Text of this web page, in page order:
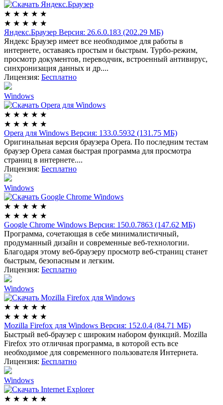
★ ★ ★ ★ ★
★ ★ ★ ★ ★
Яндекс.Браузер Версия: 26.6.0.183 (202.29 МБ)
Яндекс Браузер имеет все необходимое для работы в
интернете, оставаясь простым и быстрым. Турбо-режим,
просмотр документов, переводчик, встроенный антивирус,
синхронизация данных и др....
Лицензия: Бесплатно
Windows
★ ★ ★ ★ ★
★ ★ ★ ★ ★
Opera для Windows Версия: 133.0.5932 (131.75 МБ)
Оригинальная версия браузера Opera. По последним тестам
браузер Opera самая быстрая программа для просмотра
страниц в интернете....
Лицензия: Бесплатно
Windows
★ ★ ★ ★ ★
★ ★ ★ ★ ★
Google Chrome Windows Версия: 150.0.7863 (147.62 МБ)
Программа, сочетающая в себе минималистичный,
продуманный дизайн и современные веб-технологии.
Благодаря этому веб-браузеру просмотр веб-страниц станет
быстрым, безопасным и легким.
Лицензия: Бесплатно
Windows
★ ★ ★ ★ ★
★ ★ ★ ★ ★
Mozilla Firefox для Windows Версия: 152.0.4 (84.71 МБ)
Быстрый веб-браузер с широким набором функций. Mozilla
Firefox это отличная программа, в которой есть все
необходимое для современного пользователя Интернета.
Лицензия: Бесплатно
Windows
★ ★ ★ ★ ★